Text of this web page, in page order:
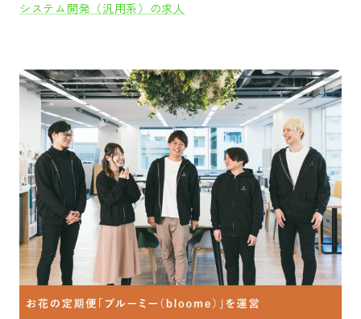
システム開発（汎用系）の求人